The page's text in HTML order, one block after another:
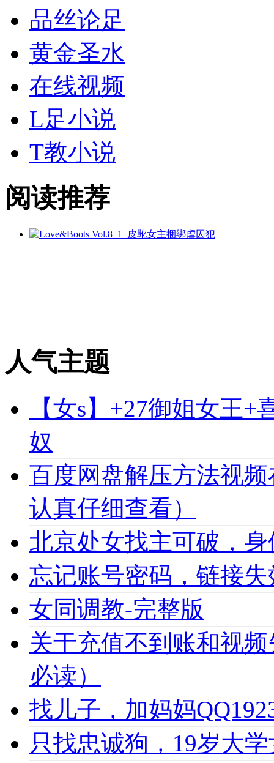
品丝论足
黄金圣水
在线视频
L足小说
T教小说
阅读推荐
人气主题
【女s】+27御姐女王
奴
百度网盘解压方法视
认真仔细查看）
北京处女找主可破，
忘记账号密码，链接
女同调教-完整版
关于充值不到账和视
必读）
找儿子，加妈妈
只找忠诚狗，19岁大